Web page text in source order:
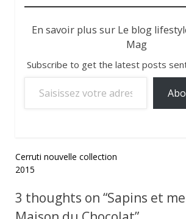
En savoir plus sur Le blog
Mag
Subscribe to get the latest posts
Navigation
de
l’article
Cerruti nouvelle collection
2015
3 thoughts on “Sapins et